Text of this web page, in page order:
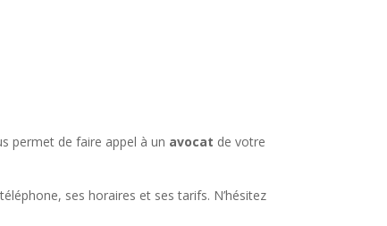
permet de faire appel à un avocat de votre
ses horaires et ses tarifs. N’hésitez